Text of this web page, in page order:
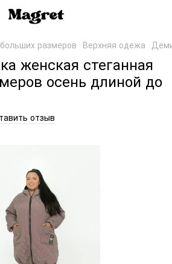
размеров Верхняя одежа
женская стеганная
осень длиной до
отзыв